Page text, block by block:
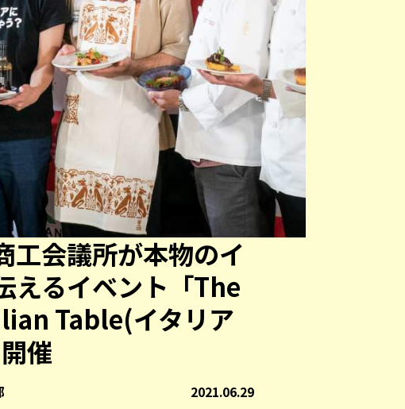
工会議所が本物のイ
えるイベント「The
Table(イタリア
催
2021.06.29